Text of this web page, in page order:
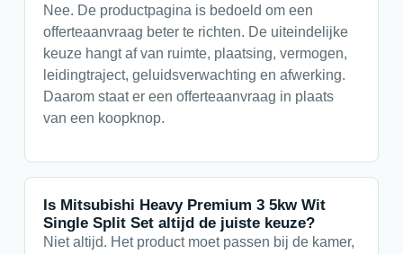
Nee. De productpagina is bedoeld om een
offerteaanvraag beter te richten. De uiteindelijke
keuze hangt af van ruimte, plaatsing, vermogen,
leidingtraject, geluidsverwachting en afwerking.
Daarom staat er een offerteaanvraag in plaats
van een koopknop.
Is Mitsubishi Heavy Premium 3 5kw Wit
Single Split Set altijd de juiste keuze?
Niet altijd. Het product moet passen bij de kamer,